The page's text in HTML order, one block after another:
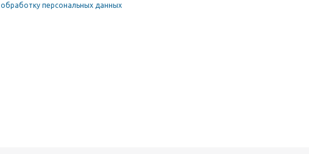
обработку персональных данных